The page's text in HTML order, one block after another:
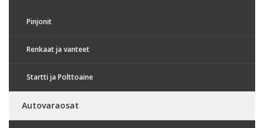
Pinjonit
Renkaat ja vanteet
Startti ja Polttoaine
Autovaraosat